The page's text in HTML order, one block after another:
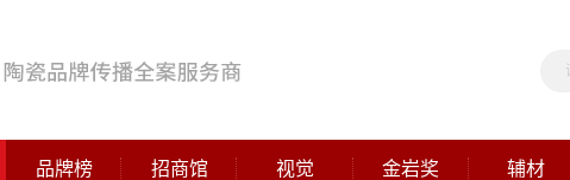
品牌榜 招商馆 视觉 金岩奖 辅材